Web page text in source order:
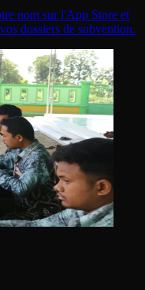
nom sur l'App Store et
dossiers de subvention.